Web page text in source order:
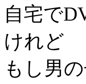
自宅で
けれど
もし男